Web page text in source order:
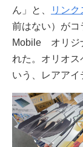
ん」と、
リン
前はない）がコ
Mobile オリジ
れた。オリオ
いう、レアアイ